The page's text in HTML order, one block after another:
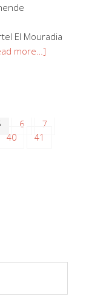
El Mouradia
more…]
6
7
40
41